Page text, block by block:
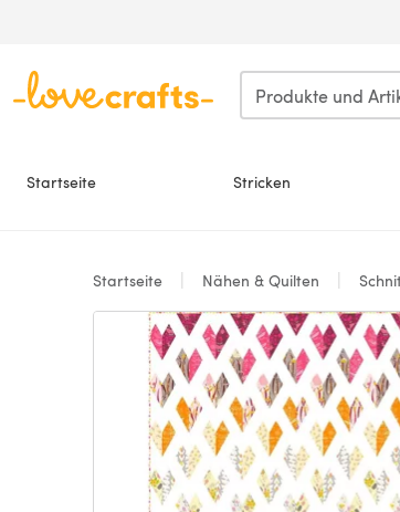
Startseite Stricken
Startseite Nähen & Quilten